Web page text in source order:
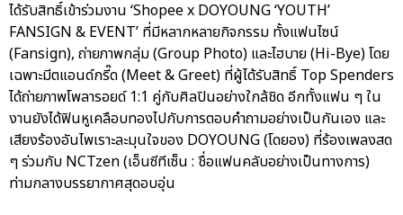
ได้รับสิทธิ์เข้าร่วมงาน ‘Shopee x DOYOUNG ‘YOUTH’
FANSIGN & EVENT’ ที่มีหลากหลายกิจกรรม ทั้งแฟนไซน์
(Fansign), ถ่ายภาพกลุ่ม (Group Photo) และไฮบาย (Hi-Bye) โดย
เฉพาะมีตแอนด์กรี๊ด (Meet & Greet) ที่ผู้ได้รับสิทธิ์ Top Spenders
ได้ถ่ายภาพโพลารอยด์ 1:1 คู่กับศิลปินอย่างใกล้ชิด อีกทั้งแฟน ๆ ใน
งานยังได้ฟินหูเคลือบทองไปกับการตอบคำถามอย่างเป็นกันเอง และ
เสียงร้องอันไพเราะละมุนใจของ DOYOUNG (โดยอง) ที่ร้องเพลงสด
ๆ ร่วมกับ NCTzen (เอ็นซีทีเซ็น : ชื่อแฟนคลับอย่างเป็นทางการ)
ท่ามกลางบรรยากาศสุดอบอุ่น